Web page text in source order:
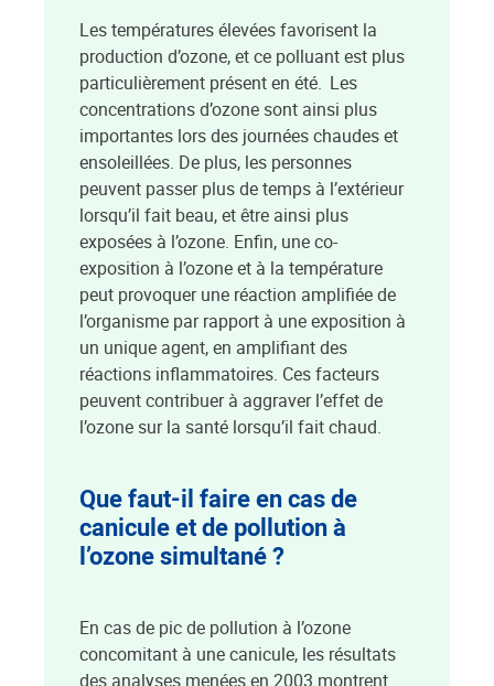
Les températures élevées favorisent la
production d’ozone, et ce polluant est plus
particulièrement présent en été. Les
concentrations d’ozone sont ainsi plus
importantes lors des journées chaudes et
ensoleillées. De plus, les personnes
peuvent passer plus de temps à l’extérieur
lorsqu’il fait beau, et être ainsi plus
exposées à l’ozone. Enfin, une co-
exposition à l’ozone et à la température
peut provoquer une réaction amplifiée de
l’organisme par rapport à une exposition à
un unique agent, en amplifiant des
réactions inflammatoires. Ces facteurs
peuvent contribuer à aggraver l’effet de
l’ozone sur la santé lorsqu’il fait chaud.
Que faut-il faire en cas de
canicule et de pollution à
l’ozone simultané ?
En cas de pic de pollution à l’ozone
concomitant à une canicule, les résultats
des analyses menées en 2003 montrent